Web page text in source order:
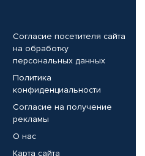
Согласие посетителя сайта
на обработку
персональных данных
Политика
конфиденциальности
Согласие на получение
рекламы
О нас
Карта сайта